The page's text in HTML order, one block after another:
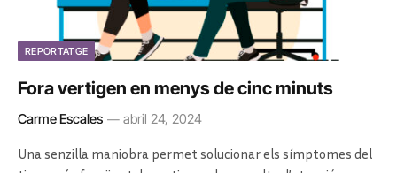
REPORTATGE
Fora vertigen en menys de cinc minuts
Carme Escales abril 24, 2024
Una senzilla maniobra permet solucionar els símptomes del